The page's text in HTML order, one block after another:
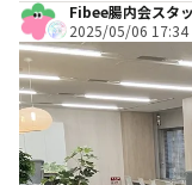
Fibee腸内会スタ
2025/05/06 17:34